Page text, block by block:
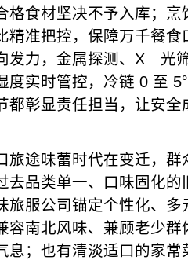
格食材坚决不予入库；
精准把控，保障万千餐
发力，金属探测、X 光
度实时管控，冷链 0
都彰显责任担当，让安
旅途味蕾时代在变迁，
去品类单一、口味固化
旅服公司锚定个性化、
容南北风味、兼顾老少
息；也有清淡适口的家